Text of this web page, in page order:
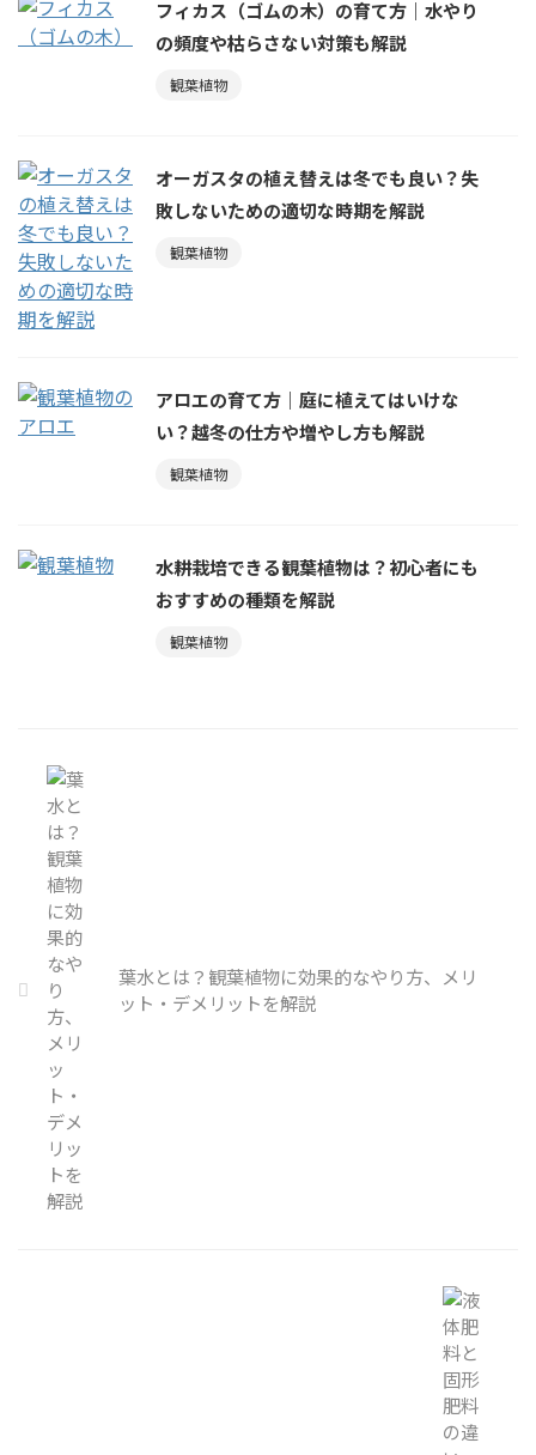
フィカス（ゴムの木）の育て方｜水やり
の頻度や枯らさない対策も解説
観葉植物
オーガスタの植え替えは冬でも良い？失
敗しないための適切な時期を解説
観葉植物
アロエの育て方｜庭に植えてはいけな
い？越冬の仕方や増やし方も解説
観葉植物
水耕栽培できる観葉植物は？初心者にも
おすすめの種類を解説
観葉植物
葉水とは？観葉植物に効果的なやり方、メリ
ット・デメリットを解説